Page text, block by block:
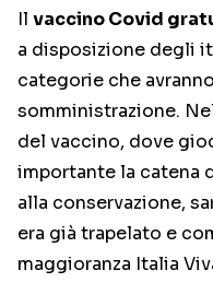
Il vaccino Covid
a disposizione degli
categorie che
somministrazione.
del vaccino, dove
importante la catena
alla conservazione,
era già trapelato e
maggioranza Italia